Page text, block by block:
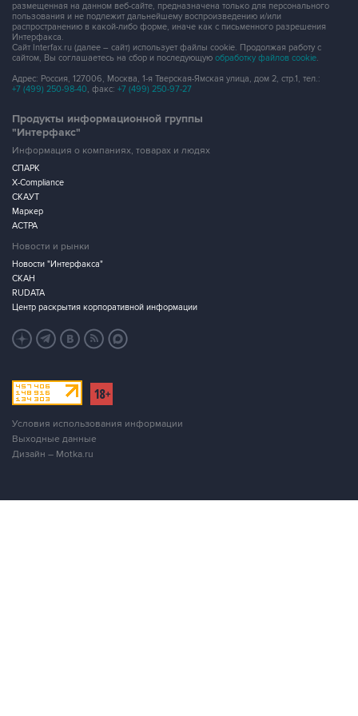
размещенная на данном веб-сайте, предназначена только для персонального
пользования и не подлежит дальнейшему воспроизведению и/или
распространению в какой-либо форме, иначе как с письменного разрешения
Интерфакса.
Сайт Interfax.ru (далее – сайт) использует файлы cookie. Продолжая работу с
сайтом, Вы соглашаетесь на сбор и последующую обработку файлов cookie.
Адрес: Россия, 127006, Москва, 1-я Тверская-Ямская улица, дом 2, стр.1, тел.:
+7 (499) 250-98-40, факс: +7 (499) 250-97-27
Продукты информационной группы
"Интерфакс"
Информация о компаниях, товарах и людях
СПАРК
X-Compliance
СКАУТ
Маркер
АСТРА
Новости и рынки
Новости "Интерфакса"
СКАН
RUDATA
Центр раскрытия корпоративной информации
Условия использования информации
Выходные данные
Дизайн – Motka.ru